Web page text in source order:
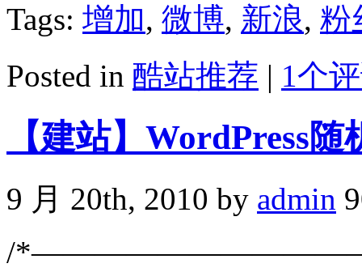
Tags: 增加, 微博, 新浪, 粉
Posted in 酷站推荐 | 1个
【建站】WordPress
9 月 20th, 2010 by admin
/